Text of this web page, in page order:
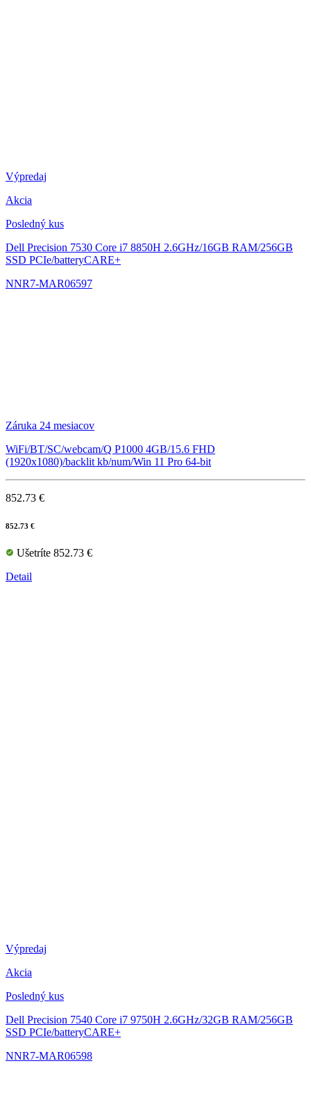
Výpredaj
Akcia
Posledný kus
Dell Precision 7530 Core i7 8850H 2.6GHz/16GB RAM/256GB
SSD PCIe/batteryCARE+
NNR7-MAR06597
Záruka 24 mesiacov
WiFi/BT/SC/webcam/Q P1000 4GB/15.6 FHD
(1920x1080)/backlit kb/num/Win 11 Pro 64-bit
852.73 €
852.73 €
Ušetríte 852.73 €
Detail
Výpredaj
Akcia
Posledný kus
Dell Precision 7540 Core i7 9750H 2.6GHz/32GB RAM/256GB
SSD PCIe/batteryCARE+
NNR7-MAR06598